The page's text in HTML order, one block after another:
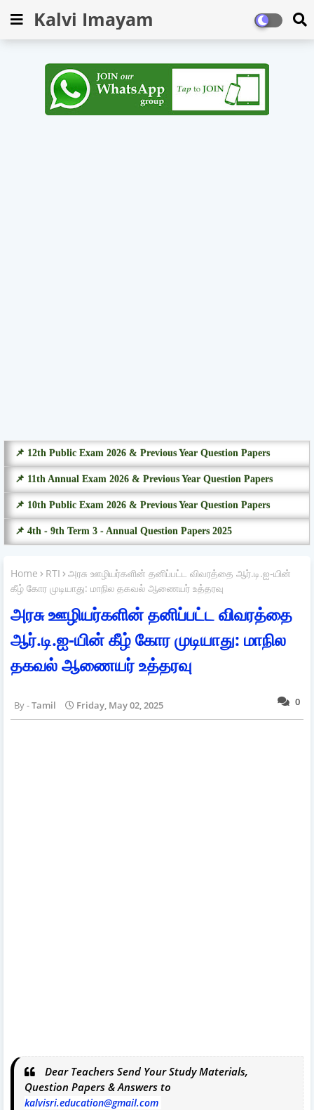
Kalvi Imayam
📌 12th Public Exam 2026 & Previous Year Question Papers
📌 11th Annual Exam 2026 & Previous Year Question Papers
📌 10th Public Exam 2026 & Previous Year Question Papers
📌 4th - 9th Term 3 - Annual Question Papers 2025
Home RTI
அரசு ஊழியர்களின் தனிப்பட்ட விவரத்தை ஆர்.டி.ஐ-யின்
கீழ் கோர முடியாது: மாநில தகவல் ஆணையர் உத்தரவு
அரசு ஊழியர்களின் தனிப்பட்ட விவரத்தை
ஆர்.டி.ஐ-யின் கீழ் கோர முடியாது: மாநில
தகவல் ஆணையர் உத்தரவு
0
Tamil Friday, May 02, 2025
Dear Teachers Send Your Study Materials,
Question Papers & Answers to
kalvisri.education@gmail.com